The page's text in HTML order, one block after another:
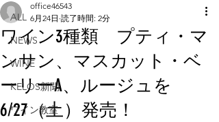
ALL
NEWS
WINE
KELOS新聞
ワイン教室
ワイン3種類 プティ・マ
ンサン、マスカット・ベ
ーリーA、ルージュを
6/27（土）発売！
office46543
6月24日 読了時間: 2分